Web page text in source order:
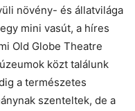
növény- és állatvilága
mini vasút, a híres
Old Globe Theatre
közt találunk
a természetes
szenteltek, de a